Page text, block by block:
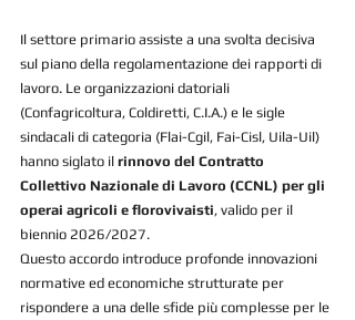
Il settore primario assiste a una svolta decisiva
sul piano della regolamentazione dei rapporti di
lavoro. Le organizzazioni datoriali
(Confagricoltura, Coldiretti, C.I.A.) e le sigle
sindacali di categoria (Flai-Cgil, Fai-Cisl, Uila-Uil)
hanno siglato il rinnovo del Contratto
Collettivo Nazionale di Lavoro (CCNL) per gli
operai agricoli e florovivaisti, valido per il
biennio 2026/2027.
Questo accordo introduce profonde innovazioni
normative ed economiche strutturate per
rispondere a una delle sfide più complesse per le